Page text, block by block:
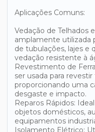
Aplicações Comuns:
Vedação de Telhados
amplamente utilizada
de tubulações, lajes e
vedação resistente à
Revestimento de
ser usada para
proporcionando uma
desgaste e impacto.
Reparos Rápidos:
objetos domésticos,
equipamentos
Isolamento Elétrico: